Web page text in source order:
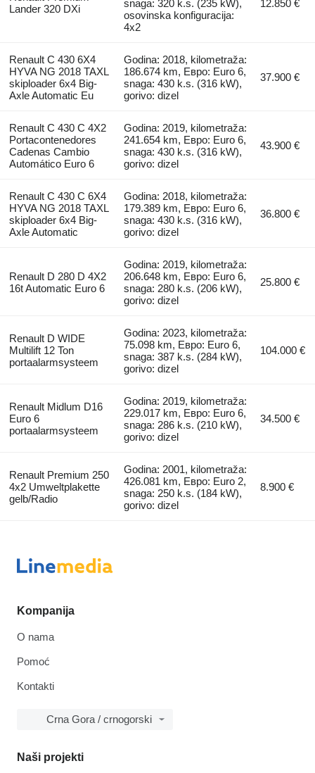
Lander 320 DXi
snaga: 320 k.s. (235 kW),
osovinska konfiguracija:
4x2
12.850 €
Renault C 430 6X4
HYVA NG 2018 TAXL
skiploader 6x4 Big-
Axle Automatic Eu
Godina: 2018, kilometraža:
186.674 km, Евро: Euro 6,
snaga: 430 k.s. (316 kW),
gorivo: dizel
37.900 €
Renault C 430 C 4X2
Portacontenedores
Cadenas Cambio
Automático Euro 6
Godina: 2019, kilometraža:
241.654 km, Евро: Euro 6,
snaga: 430 k.s. (316 kW),
gorivo: dizel
43.900 €
Renault C 430 C 6X4
HYVA NG 2018 TAXL
skiploader 6x4 Big-
Axle Automatic
Godina: 2018, kilometraža:
179.389 km, Евро: Euro 6,
snaga: 430 k.s. (316 kW),
gorivo: dizel
36.800 €
Renault D 280 D 4X2
16t Automatic Euro 6
Godina: 2019, kilometraža:
206.648 km, Евро: Euro 6,
snaga: 280 k.s. (206 kW),
gorivo: dizel
25.800 €
Renault D WIDE
Multilift 12 Ton
portaalarmsysteem
Godina: 2023, kilometraža:
75.098 km, Евро: Euro 6,
snaga: 387 k.s. (284 kW),
gorivo: dizel
104.000 €
Renault Midlum D16
Euro 6
portaalarmsysteem
Godina: 2019, kilometraža:
229.017 km, Евро: Euro 6,
snaga: 286 k.s. (210 kW),
gorivo: dizel
34.500 €
Renault Premium 250
4x2 Umweltplakette
gelb/Radio
Godina: 2001, kilometraža:
426.081 km, Евро: Euro 2,
snaga: 250 k.s. (184 kW),
gorivo: dizel
8.900 €
Kompanija
O nama
Pomoć
Kontakti
Crna Gora / crnogorski
Naši projekti